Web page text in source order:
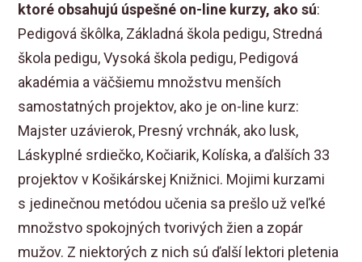
ktoré obsahujú úspešné on-line kurzy, ako sú:
Pedigová škôlka, Základná škola pedigu, Stredná
škola pedigu, Vysoká škola pedigu, Pedigová
akadémia a väčšiemu množstvu menších
samostatných projektov, ako je on-line kurz:
Majster uzávierok, Presný vrchnák, ako lusk,
Láskyplné srdiečko, Kočiarik, Kolíska, a ďalších 33
projektov v Košikárskej Knižnici. Mojimi kurzami
s jedinečnou metódou učenia sa prešlo už veľké
množstvo spokojných tvorivých žien a zopár
mužov. Z niektorých z nich sú ďalší lektori pletenia